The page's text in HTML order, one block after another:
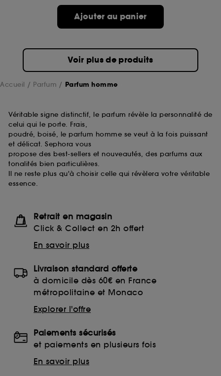
Ajouter au panier
Voir plus de produits
Accueil Parfum Parfum homme
Véritable signe distinctif, le parfum révèle la personnalité de
celui qui le porte. Frais,
poudré, boisé, le parfum homme se veut à la fois puissant
et délicat. Sephora vous
propose des best-sellers et nouveautés, des parfums aux
tonalités bien particulières.
Il ne reste plus qu'à choisir celle qui révèlera votre véritable
essence.
Retrait en magasin
Click & Collect en 2h offert
En savoir plus
Livraison standard offerte
à domicile dès 60€ en France
métropolitaine et Monaco
Explorer l'offre
Paiements sécurisés
et paiements en plusieurs fois
En savoir plus